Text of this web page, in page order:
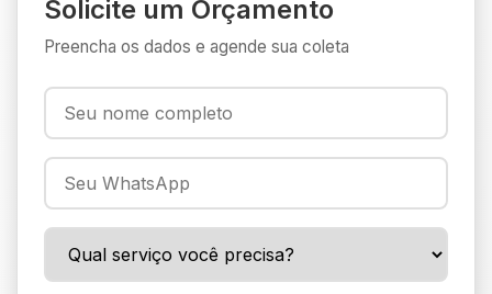
Solicite um Orçamento
Preencha os dados e agende sua coleta